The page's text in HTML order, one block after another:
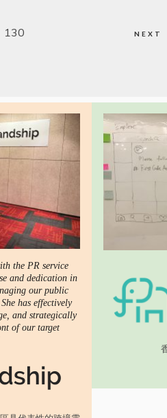
130 NEXT
the PR service
and dedication in
our public
has effectively
and strategically
of our target